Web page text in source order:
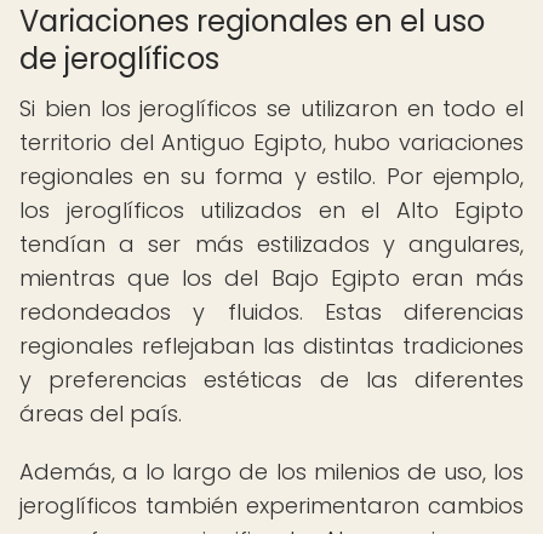
Variaciones regionales en el uso
de jeroglíficos
Si bien los jeroglíficos se utilizaron en todo el
territorio del Antiguo Egipto, hubo variaciones
regionales en su forma y estilo. Por ejemplo,
los jeroglíficos utilizados en el Alto Egipto
tendían a ser más estilizados y angulares,
mientras que los del Bajo Egipto eran más
redondeados y fluidos. Estas diferencias
regionales reflejaban las distintas tradiciones
y preferencias estéticas de las diferentes
áreas del país.
Además, a lo largo de los milenios de uso, los
jeroglíficos también experimentaron cambios